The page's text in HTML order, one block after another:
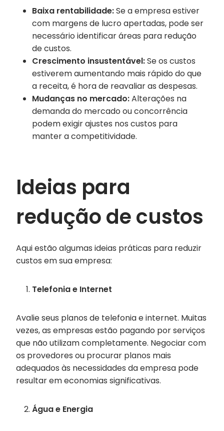
Baixa rentabilidade:Se a empresa estiver
com margens de lucro apertadas, pode ser
necessário identificar áreas para redução
de custos.
Crescimento insustentável:Se os custos
estiverem aumentando mais rápido do que
a receita, é hora de reavaliar as despesas.
Mudanças no mercado:Alterações na
demanda do mercado ou concorrência
podem exigir ajustes nos custos para
manter a competitividade.
Ideias para
redução de custos
Aqui estão algumas ideias práticas para reduzir
custos em sua empresa:
Telefonia e Internet
Avalie seus planos de telefonia e internet. Muitas
vezes, as empresas estão pagando por serviços
que não utilizam completamente. Negociar com
os provedores ou procurar planos mais
adequados às necessidades da empresa pode
resultar em economias significativas.
Água e Energia